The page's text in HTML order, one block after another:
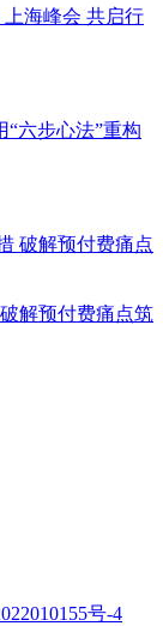
海峰会 共启行
六步心法”重构
解预付费痛点筑
号-4